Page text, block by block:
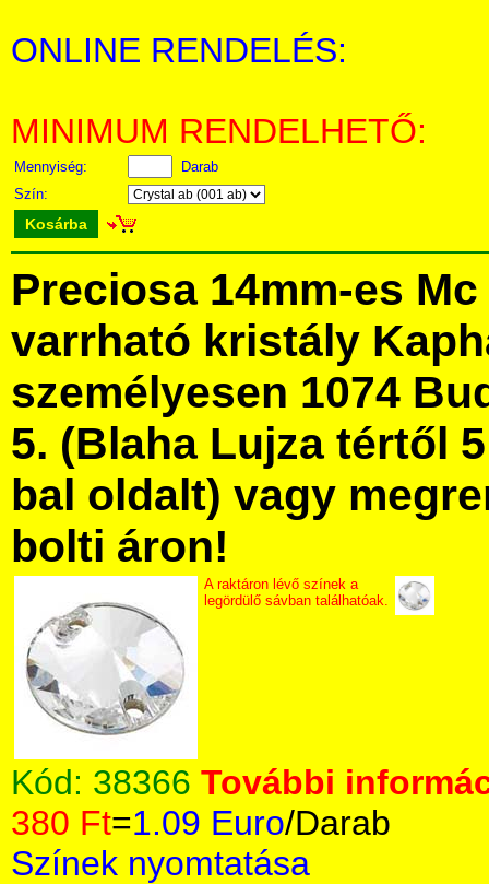
ONLINE RENDELÉS:
MINIMUM RENDELHETŐ:
Mennyiség:
Darab
Szín:
Kosárba
Preciosa 14mm-es
varrható kristály
személyesen 1074
5. (Blaha Lujza tértől
bal oldalt) vagy
bolti áron!
A raktáron lévő színek a
legördülő sávban találhatóak.
Kód: 38366 További
380 Ft=1.09 Euro/Darab
Színek nyomtatása